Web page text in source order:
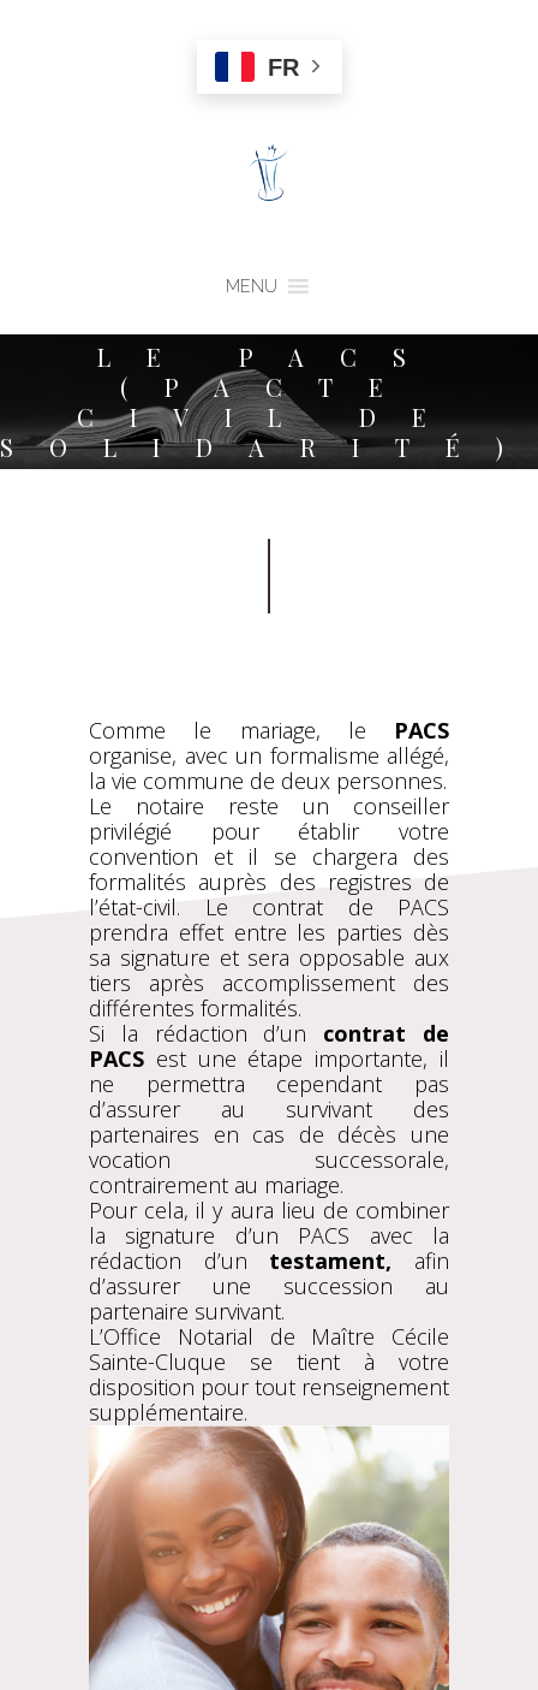
FR
MENU
LE PACS
(PACTE
CIVIL DE
SOLIDARITÉ)
Comme le mariage, le PACS
organise, avec un formalisme allégé,
la vie commune de deux personnes.
Le notaire reste un conseiller
privilégié pour établir votre
convention et il se chargera des
formalités auprès des registres de
l’état-civil. Le contrat de PACS
prendra effet entre les parties dès
sa signature et sera opposable aux
tiers après accomplissement des
différentes formalités.
Si la rédaction d’un contrat de
PACS est une étape importante, il
ne permettra cependant pas
d’assurer au survivant des
partenaires en cas de décès une
vocation successorale,
contrairement au mariage.
Pour cela, il y aura lieu de combiner
la signature d’un PACS avec la
rédaction d’un testament, afin
d’assurer une succession au
partenaire survivant.
L’Office Notarial de Maître Cécile
Sainte-Cluque se tient à votre
disposition pour tout renseignement
supplémentaire.